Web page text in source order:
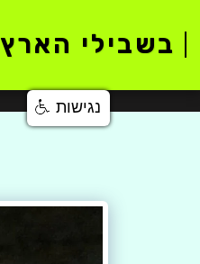
בשבילי הארץ
נגישות